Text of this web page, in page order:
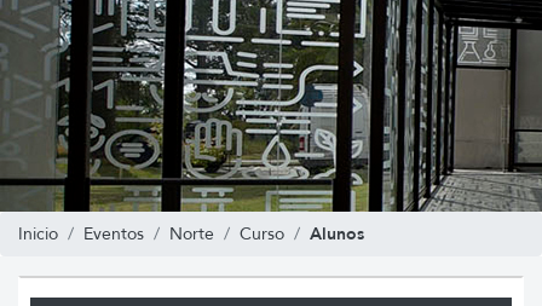
Inicio Eventos Norte Curso Alunos